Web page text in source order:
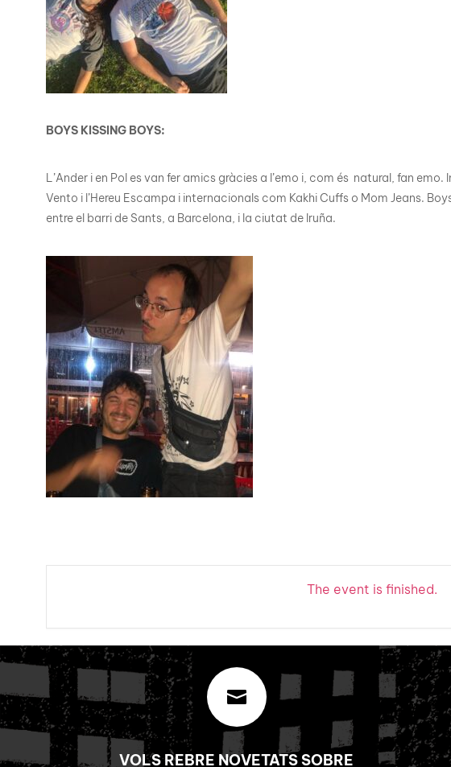
BOYS KISSING BOYS:
L’Ander i en Pol es van fer amics gràcies a l’emo i, com és natural, fan
Vento i l’Hereu Escampa i internacionals com Kakhi Cuffs o Mom Jeans.
entre el barri de Sants, a Barcelona, i la ciutat de Iruña.
The event is finished.

VOLS REBRE NOVETATS SOBRE